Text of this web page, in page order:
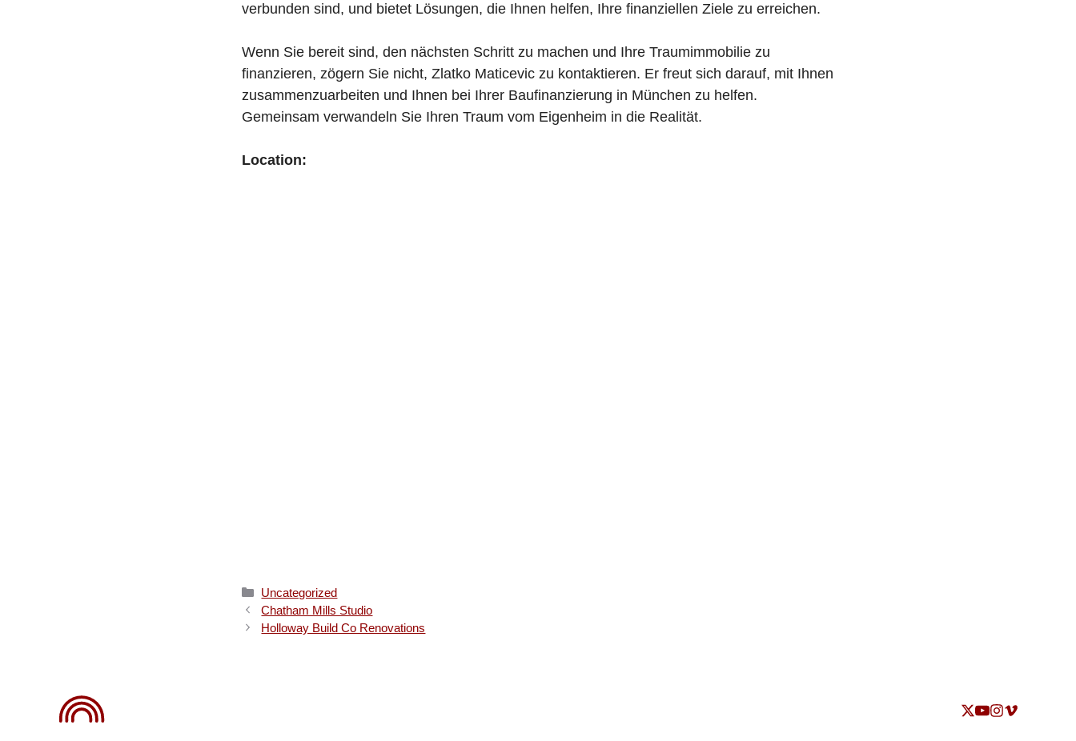
verbunden sind, und bietet Lösungen, die Ihnen helfen, Ihre finanziellen Ziele zu erreichen.
Wenn Sie bereit sind, den nächsten Schritt zu machen und Ihre Traumimmobilie zu
finanzieren, zögern Sie nicht, Zlatko Maticevic zu kontaktieren. Er freut sich darauf, mit Ihnen
zusammenzuarbeiten und Ihnen bei Ihrer Baufinanzierung in München zu helfen.
Gemeinsam verwandeln Sie Ihren Traum vom Eigenheim in die Realität.
Location:
Categories
Uncategorized
Chatham Mills Studio
Holloway Build Co Renovations